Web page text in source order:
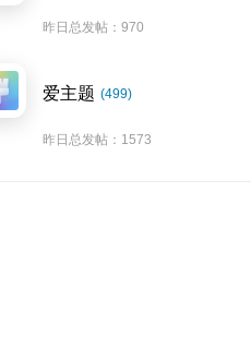
昨日总发帖：970
爱主题 (499)
昨日总发帖：1573